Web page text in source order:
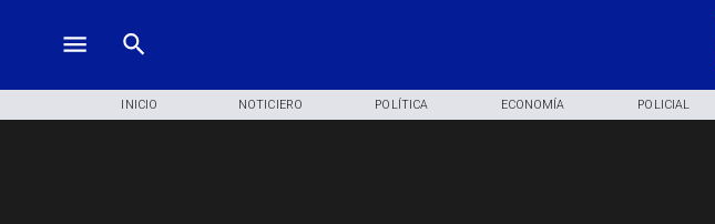
INICIO NOTICIERO POLÍTICA ECONOMÍA POLICIAL